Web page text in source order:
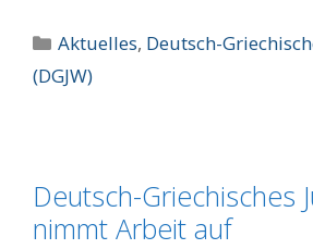
Kategorien
Aktuelles, Deutsch-
(DGJW)
Deutsch-Griechisches
nimmt Arbeit auf